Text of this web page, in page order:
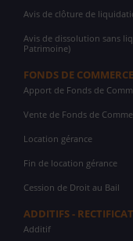
Avis de clôture de
Avis de dissolution sans
Patrimoine)
FONDS DE COMMERCE
Apport de Fonds de
Vente de Fonds de
Location gérance
Fin de location gérance
Cession de Droit au Bail
ADDITIFS -
Additif